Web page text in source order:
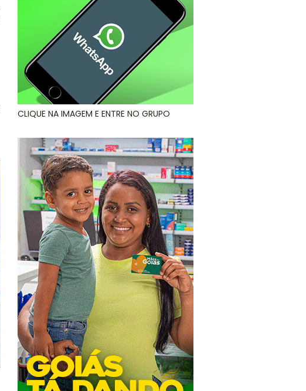
CLIQUE NA IMAGEM E ENTRE NO GRUPO